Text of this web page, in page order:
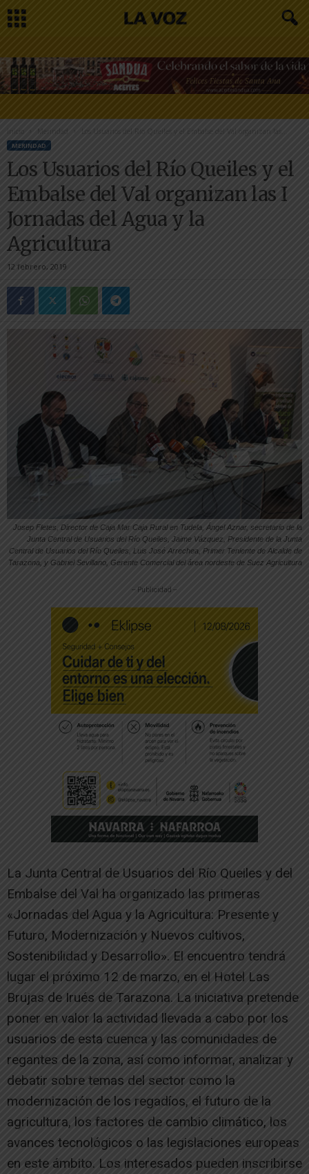
Inicio Los Usuarios del Río Queiles y el Embalse del Val organizan las...
MERINDAD
Los Usuarios del Río Queiles y el
Embalse del Val organizan las I
Jornadas del Agua y la
Agricultura
12 febrero, 2019
Josep Fletes, Director de Caja Mar Caja Rural en Tudela, Ángel Aznar, secretario de la
Junta Central de Usuarios del Río Queiles, Jaime Vázquez, Presidente de la Junta
Central de Usuarios del Río Queiles, Luis José Arrechea, Primer Teniente de Alcalde de
Tarazona, y Gabriel Sevillano, Gerente Comercial del área nordeste de Suez Agricultura
-- Publicidad --
La Junta Central de Usuarios del Río Queiles y del
Embalse del Val ha organizado las primeras
«Jornadas del Agua y la Agricultura: Presente y
Futuro, Modernización y Nuevos cultivos,
Sostenibilidad y Desarrollo». El encuentro tendrá
lugar el próximo 12 de marzo, en el Hotel Las
Brujas de Irués de Tarazona. La iniciativa pretende
poner en valor la actividad llevada a cabo por los
usuarios de esta cuenca y las comunidades de
regantes de la zona, así como informar, analizar y
debatir sobre temas del sector como la
modernización de los regadíos, el futuro de la
agricultura, los factores de cambio climático, los
avances tecnológicos o las legislaciones europeas
en este ámbito. Los interesados pueden inscribirse